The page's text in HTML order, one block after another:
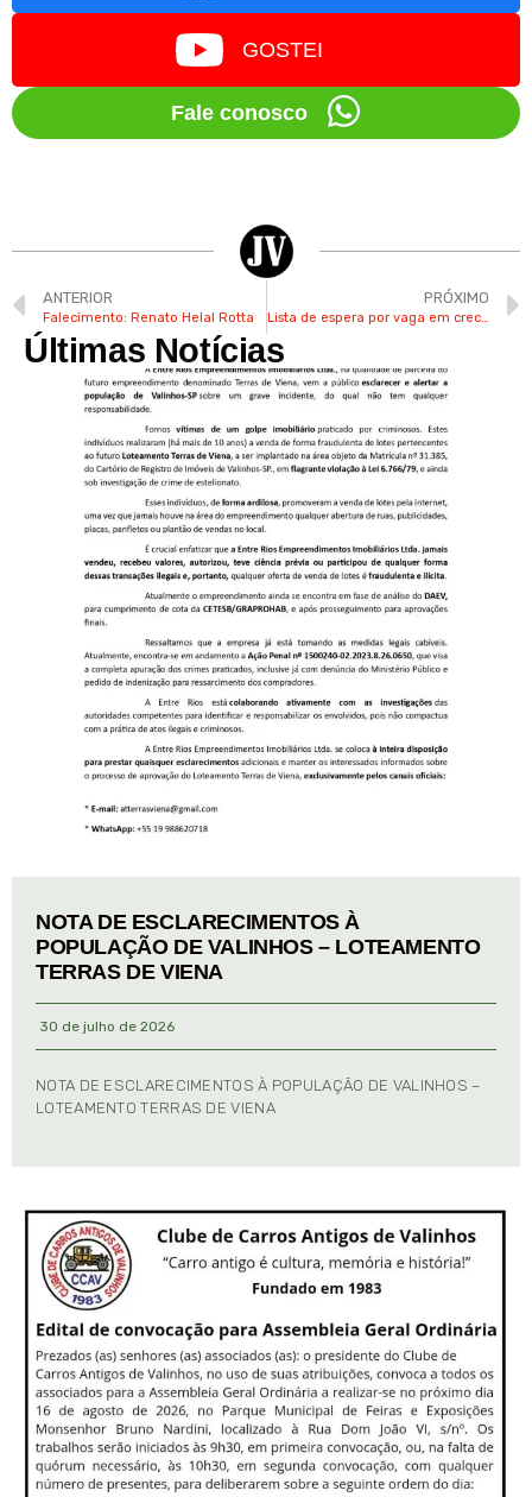
GOSTEI
Fale conosco
ANTERIOR
Falecimento: Renato Helal Rotta
PRÓXIMO
Lista de espera por vaga em creches cai de 650 para 200 crianças em Valinhos
Últimas Notícias
NOTA DE ESCLARECIMENTOS À
POPULAÇÃO DE VALINHOS – LOTEAMENTO
TERRAS DE VIENA
30 de julho de 2026
NOTA DE ESCLARECIMENTOS À POPULAÇÃO DE VALINHOS –
LOTEAMENTO TERRAS DE VIENA